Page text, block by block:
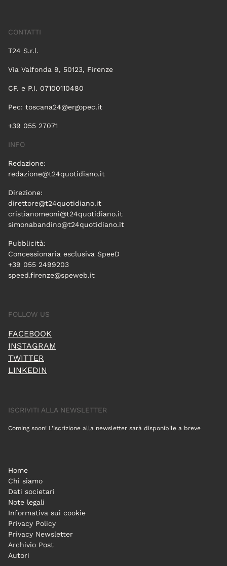
CONTATTI
T24 S.r.l.
Via Valfonda 9, 50123, Firenze
CF. e P.I. 07100110480
Pec: toscana24@ergopec.it
+39 055 27071
INFO
Redazione:
redazione@t24quotidiano.it
Direzione:
direttore@t24quotidiano.it
cristianomeoni@t24quotidiano.it
simonabandino@t24quotidiano.it
Pubblicità:
Concessionaria esclusiva SpeeD
+39 055 2499203
speed.firenze@speweb.it
FOLLOW US
FACEBOOK
INSTAGRAM
TWITTER
LINKEDIN
ISCRIVITI ALLA NEWSLETTER
Coming soon! L'iscrizione alla newsletter sarà disponibile a breve
Home
Chi siamo
Dati societari
Note legali
Informativa sui cookie
Privacy Policy
Privacy Newsletter
Archivio Post
Autori